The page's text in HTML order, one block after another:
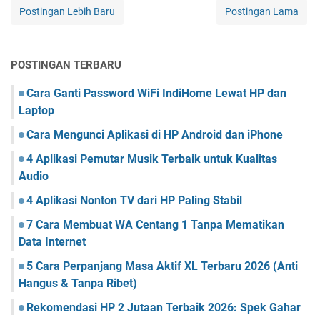
Postingan Lebih Baru Postingan Lama
POSTINGAN TERBARU
Cara Ganti Password WiFi IndiHome Lewat HP dan
Laptop
Cara Mengunci Aplikasi di HP Android dan iPhone
4 Aplikasi Pemutar Musik Terbaik untuk Kualitas
Audio
4 Aplikasi Nonton TV dari HP Paling Stabil
7 Cara Membuat WA Centang 1 Tanpa Mematikan
Data Internet
5 Cara Perpanjang Masa Aktif XL Terbaru 2026 (Anti
Hangus & Tanpa Ribet)
Rekomendasi HP 2 Jutaan Terbaik 2026: Spek Gahar